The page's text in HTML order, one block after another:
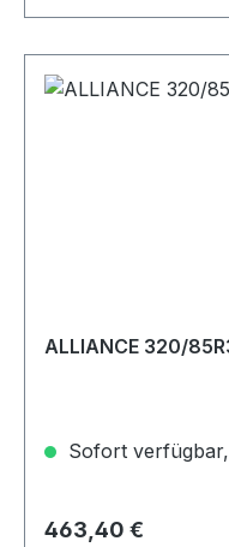
ALLIANCE 320/
Sofort
Regulärer Preis:
463,40 €